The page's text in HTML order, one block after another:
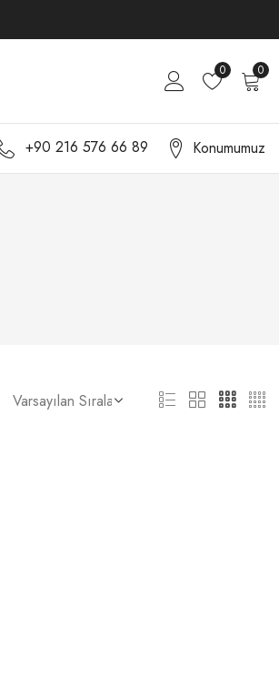
0 0
+90 216 576 66 89 Konumumuz